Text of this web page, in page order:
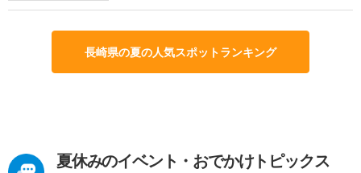
長崎県の夏の人気スポットランキング
夏休みのイベント・おでかけトピックス